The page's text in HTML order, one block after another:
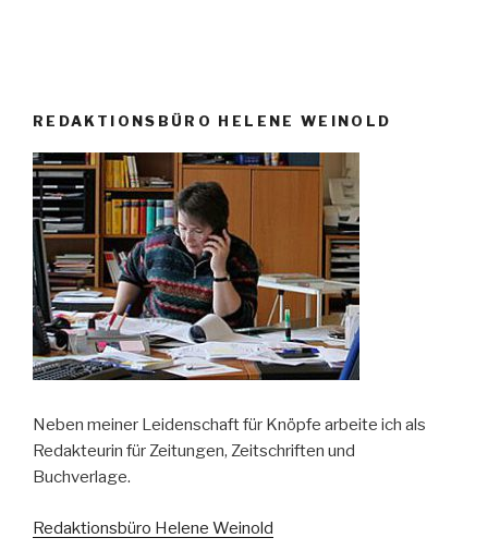
REDAKTIONSBÜRO HELENE WEINOLD
Neben meiner Leidenschaft für Knöpfe arbeite ich als
Redakteurin für Zeitungen, Zeitschriften und
Buchverlage.
Redaktionsbüro Helene Weinold